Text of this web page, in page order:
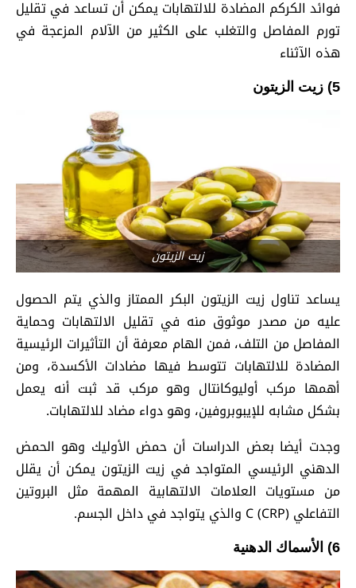
فوائد الكركم المضادة للالتهابات يمكن أن تساعد في تقليل
تورم المفاصل والتغلب على الكثير من الآلام المزعجة في
هذه الآثناء
5) زيت الزيتون
زيت الزيتون
يساعد تناول زيت الزيتون البكر الممتاز والذي يتم الحصول
عليه من مصدر موثوق منه في تقليل الالتهابات وحماية
المفاصل من التلف، فمن الهام معرفة أن التأثيرات الرئيسية
المضادة للالتهابات تتوسط فيها مضادات الأكسدة، ومن
أهمها مركب أوليوكانتال وهو مركب قد ثبت أنه يعمل
بشكل مشابه للإيبوبروفين، وهو دواء مضاد للالتهابات.
وجدت أيضا بعض الدراسات أن حمض الأوليك وهو الحمض
الدهني الرئيسي المتواجد في زيت الزيتون يمكن أن يقلل
من مستويات العلامات الالتهابية المهمة مثل البروتين
التفاعلي C (CRP) والذي يتواجد في داخل الجسم.
6) الأسماك الدهنية